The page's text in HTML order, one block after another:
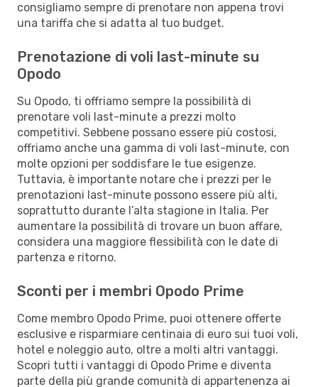
consigliamo sempre di prenotare non appena trovi
una tariffa che si adatta al tuo budget.
Prenotazione di voli last-minute su
Opodo
Su Opodo, ti offriamo sempre la possibilità di
prenotare voli last-minute a prezzi molto
competitivi. Sebbene possano essere più costosi,
offriamo anche una gamma di voli last-minute, con
molte opzioni per soddisfare le tue esigenze.
Tuttavia, è importante notare che i prezzi per le
prenotazioni last-minute possono essere più alti,
soprattutto durante l’alta stagione in Italia. Per
aumentare la possibilità di trovare un buon affare,
considera una maggiore flessibilità con le date di
partenza e ritorno.
Sconti per i membri Opodo Prime
Come membro Opodo Prime, puoi ottenere offerte
esclusive e risparmiare centinaia di euro sui tuoi voli,
hotel e noleggio auto, oltre a molti altri vantaggi.
Scopri tutti i vantaggi di Opodo Prime e diventa
parte della più grande comunità di appartenenza ai